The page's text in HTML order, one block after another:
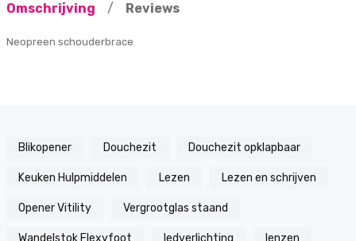
Omschrijving / Reviews
Neopreen schouderbrace
Blikopener Douchezit Douchezit opklapbaar
Keuken Hulpmiddelen Lezen Lezen en schrijven
Opener Vitility Vergrootglas staand
Wandelstok Flexyfoot ledverlichting lenzen